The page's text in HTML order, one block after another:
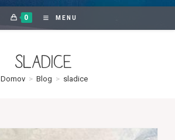
0 MENU
sladice
Domov > Blog > sladice